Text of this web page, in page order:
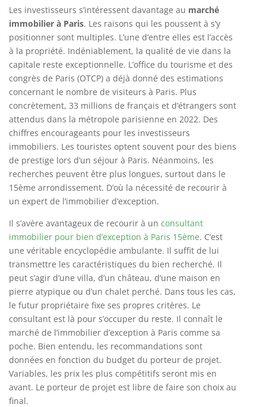
Les investisseurs s’intéressent davantage au marché
immobilier à Paris. Les raisons qui les poussent à s’y
positionner sont multiples. L’une d’entre elles est l’accès
à la propriété. Indéniablement, la qualité de vie dans la
capitale reste exceptionnelle. L’office du tourisme et des
congrès de Paris (OTCP) a déjà donné des estimations
concernant le nombre de visiteurs à Paris. Plus
concrètement, 33 millions de français et d’étrangers sont
attendus dans la métropole parisienne en 2022. Des
chiffres encourageants pour les investisseurs
immobiliers. Les touristes optent souvent pour des biens
de prestige lors d’un séjour à Paris. Néanmoins, les
recherches peuvent être plus longues, surtout dans le
15ème arrondissement. D’où la nécessité de recourir à
un expert de l’immobilier d’exception.
Il s’avère avantageux de recourir à un consultant
immobilier pour bien d’exception à Paris 15ème. C’est
une véritable encyclopédie ambulante. Il suffit de lui
transmettre les caractéristiques du bien recherché. Il
peut s’agir d’une villa, d’un château, d’une maison en
pierre atypique ou d’un chalet perché. Dans tous les cas,
le futur propriétaire fixe ses propres critères. Le
consultant est là pour s’occuper du reste. Il connaît le
marché de l’immobilier d’exception à Paris comme sa
poche. Bien entendu, les recommandations sont
données en fonction du budget du porteur de projet.
Variables, les prix les plus compétitifs seront mis en
avant. Le porteur de projet est libre de faire son choix au
final.